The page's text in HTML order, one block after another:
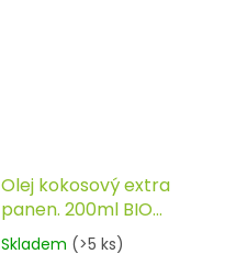
Olej kokosový extra
panen. 200ml BIO
HEALTH LINK
Skladem (>5 ks)